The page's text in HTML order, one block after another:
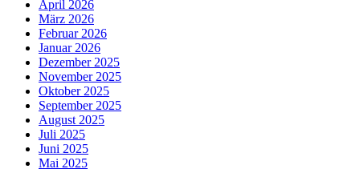
April 2026
März 2026
Februar 2026
Januar 2026
Dezember 2025
November 2025
Oktober 2025
September 2025
August 2025
Juli 2025
Juni 2025
Mai 2025